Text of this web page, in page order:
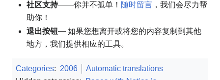
社区支持——你并不孤单！ 随时留言 ，我们会尽力帮
助你！
退出按钮— 如果您想离开或将您的内容复制到其他
地方，我们提供相应的工具。
Categories: 2006
Automatic translations